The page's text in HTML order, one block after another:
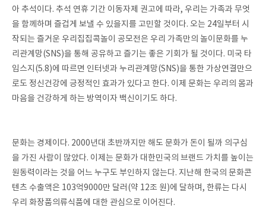
아 추석이다. 추석 연휴 기간 이동자제 권고에 따라, 우리는 가족과 무엇
을 함께하며 즐겁게 보낼 수 있을지를 고민할 것이다. 오는 24일부터 시
작되는 즐거운 우리집집콕놀이 공모전은 우리 가족만의 놀이문화를 누
리관계망(SNS)을 통해 공유하고 즐기는 좋은 기회가 될 것이다. 미국 타
임스지(5.8)에 따르면 인터넷과 누리관계망(SNS)을 통한 가상연결만으
로도 정신건강에 긍정적인 효과가 있다고 한다. 이제 문화는 우리의 몸과
마음을 건강하게 하는 방역이자 백신이기도 하다.
문화는 경제이다. 2000년대 초반까지만 해도 문화가 돈이 될까 의구심
을 가진 사람이 많았다. 이제는 문화가 대한민국의 브랜드 가치를 높이는
원동력이라는 것을 어느 누구도 부인하지 않는다. 지난해 한국의 문화콘
텐츠 수출액은 103억9000만 달러(약 12조 원)에 달하며, 한류는 다시
우리 화장품의류식품에 대한 관심으로 이어진다.